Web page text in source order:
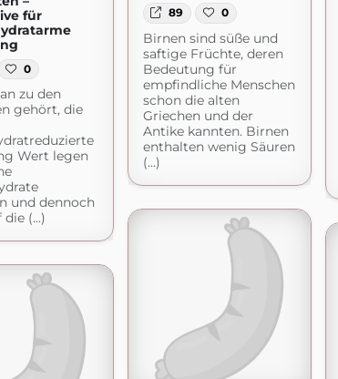
89 0
Birnen sind süße und
saftige Früchte, deren
Bedeutung für
empfindliche Menschen
schon die alten
Griechen und der
Antike kannten. Birnen
enthalten wenig Säuren
(...)
für
0
zu den
gehört, die
Wert legen
und dennoch
(...)